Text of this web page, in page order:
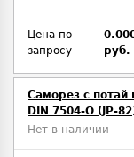
Цена по
запросу
руб.
Саморез с
DIN 7504-O (JP-
Нет в наличии